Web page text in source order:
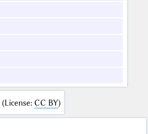
(License: CC BY)